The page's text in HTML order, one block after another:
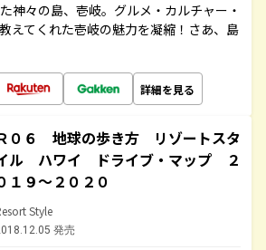
神々の島、壱岐。グルメ・カルチャー・
えてくれた壱岐の魅力を凝縮！さあ、島
詳細を見る
０６ 地球の歩き方 リゾートスタ
ル ハワイ ドライブ・マップ ２
１９～２０２０
Style
発売